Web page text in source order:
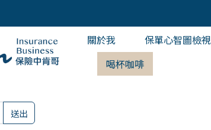
關於我
保單心智圖檢視
喝杯咖啡
送出